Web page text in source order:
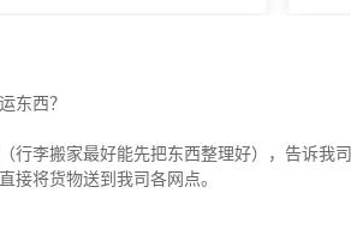
东西？
行李搬家最好能先把东西整理好），告诉我
接将货物送到我司各网点。